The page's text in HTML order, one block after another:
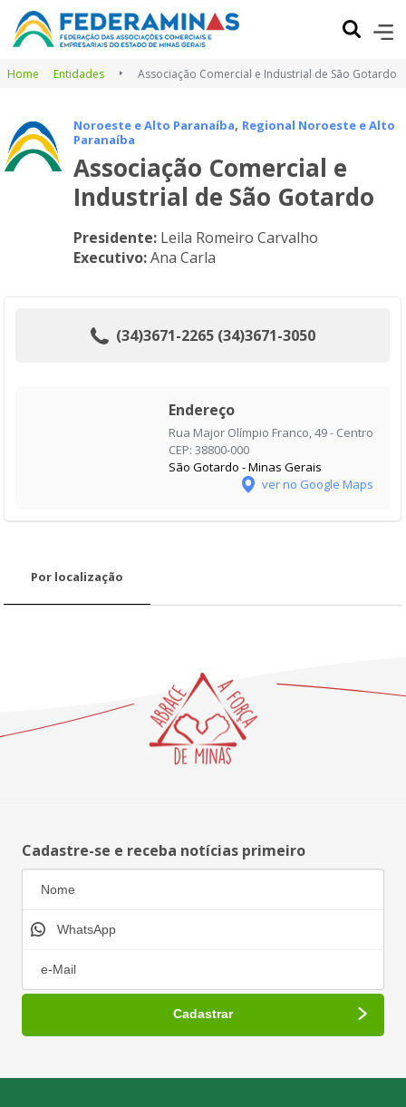
Home Entidades Associação Comercial e Industrial de São Gotardo
Noroeste e Alto Paranaíba, Regional Noroeste e Alto
Paranaíba
Associação Comercial e
Industrial de São Gotardo
Presidente: Leila Romeiro Carvalho
Executivo:Ana Carla
(34)3671-2265 (34)3671-3050
Endereço
Rua Major Olímpio Franco, 49 - Centro
CEP: 38800-000
São Gotardo - Minas Gerais
ver no Google Maps
Por localização
Cadastre-se e receba notícias primeiro